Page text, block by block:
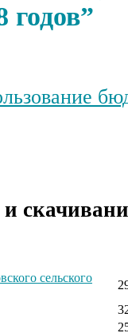
годов”
сельского